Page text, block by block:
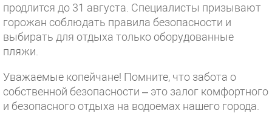
продлится до 31 августа. Специалисты призывают
горожан соблюдать правила безопасности и
выбирать для отдыха только оборудованные
пляжи.
Уважаемые копейчане! Помните, что забота о
собственной безопасности – это залог комфортного
и безопасного отдыха на водоемах нашего города.